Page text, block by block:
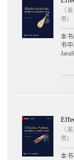
（
者)
本书
书中
（
者)
本